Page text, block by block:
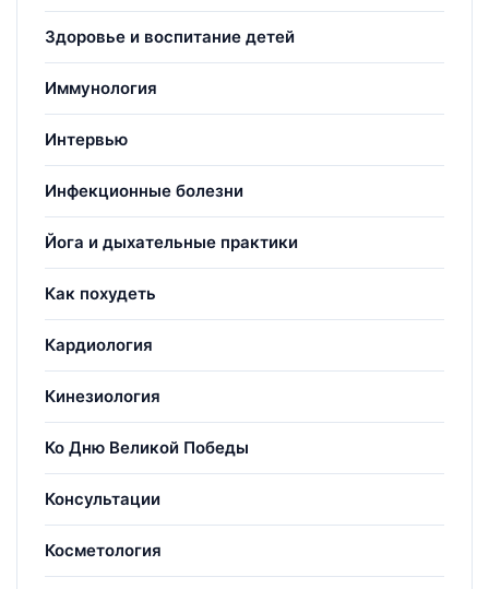
Здоровье и воспитание детей
Иммунология
Интервью
Инфекционные болезни
Йога и дыхательные практики
Как похудеть
Кардиология
Кинезиология
Ко Дню Великой Победы
Консультации
Косметология